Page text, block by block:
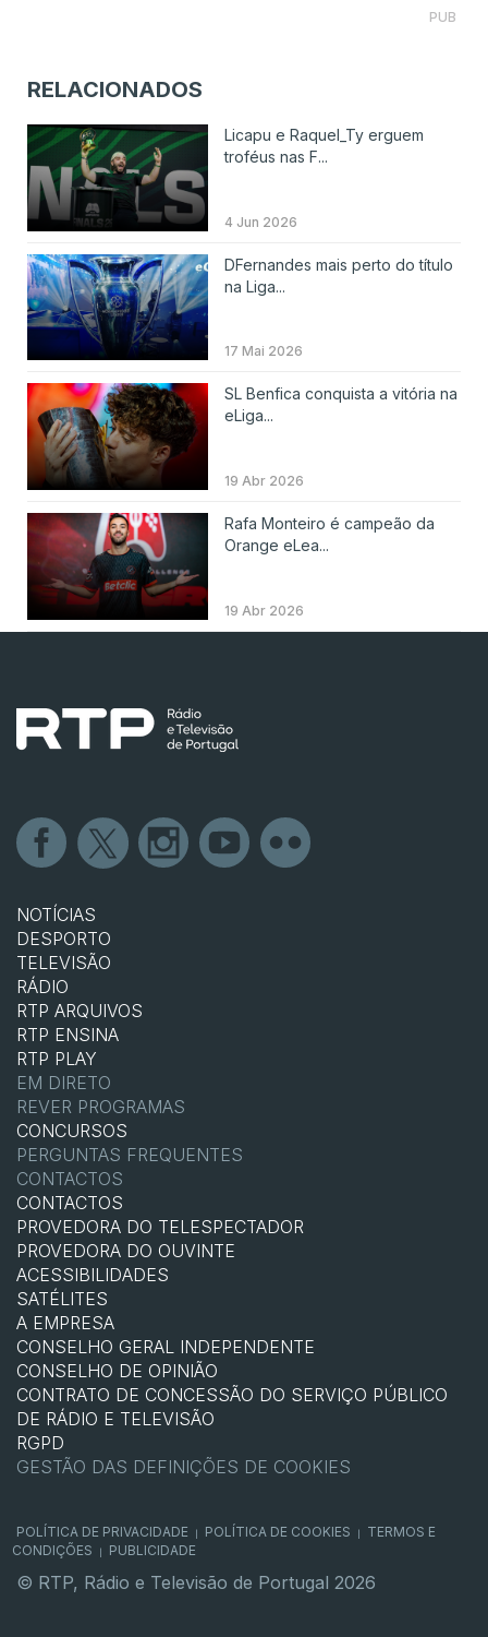
PUB
RELACIONADOS
Licapu e Raquel_Ty erguem
troféus nas F...
4 Jun 2026
DFernandes mais perto do título
na Liga...
17 Mai 2026
SL Benfica conquista a vitória na
eLiga...
19 Abr 2026
Rafa Monteiro é campeão da
Orange eLea...
19 Abr 2026
NOTÍCIAS
DESPORTO
TELEVISÃO
RÁDIO
RTP ARQUIVOS
RTP ENSINA
RTP PLAY
EM DIRETO
REVER PROGRAMAS
CONCURSOS
PERGUNTAS FREQUENTES
CONTACTOS
CONTACTOS
PROVEDORA DO TELESPECTADOR
PROVEDORA DO OUVINTE
ACESSIBILIDADES
SATÉLITES
A EMPRESA
CONSELHO GERAL INDEPENDENTE
CONSELHO DE OPINIÃO
CONTRATO DE CONCESSÃO DO SERVIÇO PÚBLICO
DE RÁDIO E TELEVISÃO
RGPD
GESTÃO DAS DEFINIÇÕES DE COOKIES
POLÍTICA DE PRIVACIDADE POLÍTICA DE COOKIES
TERMOS E
CONDIÇÕES
PUBLICIDADE
© RTP, Rádio e Televisão de Portugal 2026